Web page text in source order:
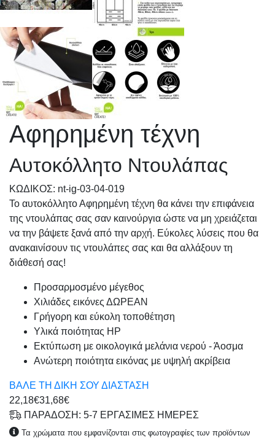
Αφηρημένη τέχνη
Αυτοκόλλητο Ντουλάπας
KΩΔΙΚΟΣ: nt-ig-03-04-019
Το αυτοκόλλητο Αφηρημένη τέχνη θα κάνει την επιφάνεια
της ντουλάπας σας σαν καινούργια ώστε να μη χρειάζεται
να την βάψετε ξανά από την αρχή. Εύκολες λύσεις που θα
ανακαινίσουν τις ντουλάπες σας και θα αλλάξουν τη
διάθεσή σας!
Προσαρμοσμένo μέγεθος
Χιλιάδες εικόνες ΔΩΡΕΑΝ
Γρήγορη και εύκολη τοποθέτηση
Υλικά ποιότητας HP
Εκτύπωση με οικολογικά μελάνια νερού - Άοσμα
Ανώτερη ποιότητα εικόνας με υψηλή ακρίβεια
ΒΑΛΕ ΤΗ ΔΙΚΗ ΣΟΥ ΔΙΑΣΤΑΣΗ
22,18€31,68€
ΠΑΡΑΔΟΣΗ: 5-7 ΕΡΓΑΣΙΜΕΣ ΗΜΕΡΕΣ
Τα χρώματα που εμφανίζονται στις φωτογραφίες των προϊόντων